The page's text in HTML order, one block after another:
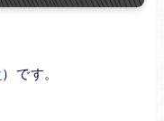
）です。